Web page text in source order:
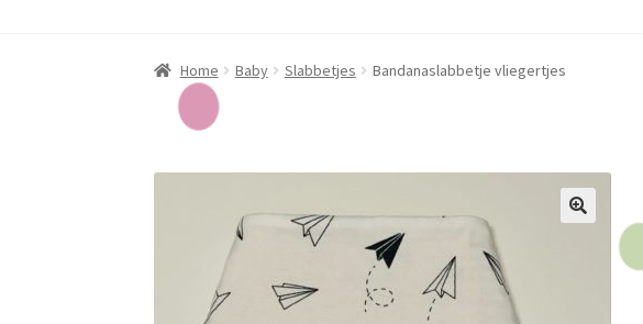
Home Baby Slabbetjes Bandanaslabbetje vliegertjes